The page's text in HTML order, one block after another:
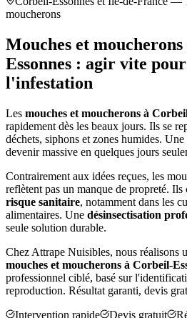
moucherons
Mouches et moucherons
Essonnes : agir vite
l'infestation
Les mouches et moucherons à
rapidement dès les beaux jours. Ils se
déchets, siphons et zones humides.
devenir massive en quelques jours
Contrairement aux idées reçues, les
reflètent pas un manque de propreté. Ils
risque sanitaire, notamment dans les
alimentaires. Une désinsectisation
seule solution durable.
Chez Attrape Nuisibles, nous réalisons
mouches et moucherons à Corbeil-
professionnel ciblé, basé sur
reproduction. Résultat garanti, devis
Intervention rapide
Devis gratuit